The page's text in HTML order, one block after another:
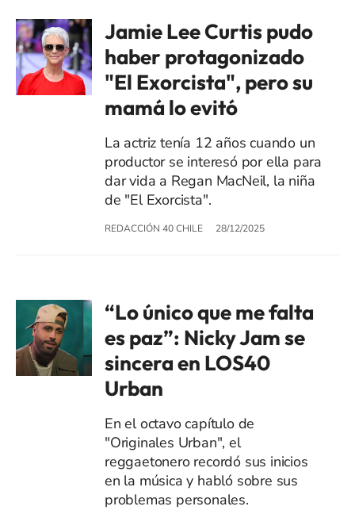
Jamie Lee Curtis pudo
haber protagonizado
"El Exorcista", pero su
mamá lo evitó
La actriz tenía 12 años cuando un
productor se interesó por ella para
dar vida a Regan MacNeil, la niña
de "El Exorcista".
REDACCIÓN 40 CHILE 28/12/2025
“Lo único que me falta
es paz”: Nicky Jam se
sincera en LOS40
Urban
En el octavo capítulo de
"Originales Urban", el
reggaetonero recordó sus inicios
en la música y habló sobre sus
problemas personales.